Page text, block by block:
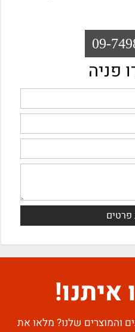
09-
פניה
איתנו!
והמוצרים שלנו? מלאו את